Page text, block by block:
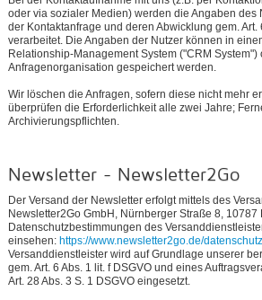
oder via sozialer Medien) werden die Angaben des
der Kontaktanfrage und deren Abwicklung gem. Art.
verarbeitet. Die Angaben der Nutzer können in
Relationship-Management System ("CRM
Anfragenorganisation gespeichert werden.
Wir löschen die Anfragen, sofern diese nicht mehr
überprüfen die Erforderlichkeit alle zwei Jahre;
Archivierungspflichten.
Newsletter - Newsletter2Go
Der Versand der Newsletter erfolgt mittels des
Newsletter2Go GmbH, Nürnberger Straße 8,
Datenschutzbestimmungen des
einsehen: https://www.newsletter2go.de/
Versanddienstleister wird auf Grundlage unserer
gem. Art. 6 Abs. 1 lit. f DSGVO und eines
Art. 28 Abs. 3 S. 1 DSGVO eingesetzt.